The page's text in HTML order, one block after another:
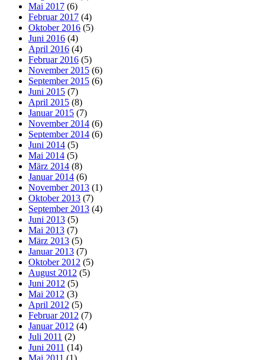
Mai 2017 (6)
Februar 2017 (4)
Oktober 2016 (5)
Juni 2016 (4)
April 2016 (4)
Februar 2016 (5)
November 2015 (6)
September 2015 (6)
Juni 2015 (7)
April 2015 (8)
Januar 2015 (7)
November 2014 (6)
September 2014 (6)
Juni 2014 (5)
Mai 2014 (5)
März 2014 (8)
Januar 2014 (6)
November 2013 (1)
Oktober 2013 (7)
September 2013 (4)
Juni 2013 (5)
Mai 2013 (7)
März 2013 (5)
Januar 2013 (7)
Oktober 2012 (5)
August 2012 (5)
Juni 2012 (5)
Mai 2012 (3)
April 2012 (5)
Februar 2012 (7)
Januar 2012 (4)
Juli 2011 (2)
Juni 2011 (14)